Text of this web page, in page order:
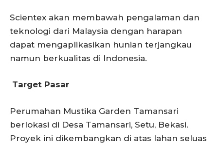
Scientex akan membawah pengalaman dan
teknologi dari Malaysia dengan harapan
dapat mengaplikasikan hunian terjangkau
namun berkualitas di Indonesia.
Target Pasar
Perumahan Mustika Garden Tamansari
berlokasi di Desa Tamansari, Setu, Bekasi.
Proyek ini dikembangkan di atas lahan seluas